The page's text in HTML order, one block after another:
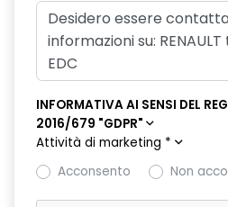
INFORMATIVA AI SENSI DEL
2016/679 "GDPR"
Attività di marketing *
Acconsento
Non